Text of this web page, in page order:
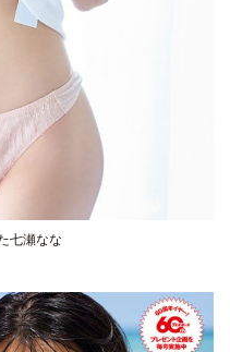
七瀬なな